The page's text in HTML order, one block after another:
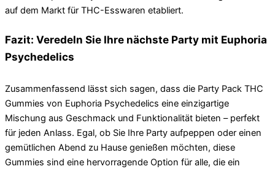
auf dem Markt für THC-Esswaren etabliert.
Fazit: Veredeln Sie Ihre nächste Party mit Euphoria
Psychedelics
Zusammenfassend lässt sich sagen, dass die Party Pack THC
Gummies von Euphoria Psychedelics eine einzigartige
Mischung aus Geschmack und Funktionalität bieten – perfekt
für jeden Anlass. Egal, ob Sie Ihre Party aufpeppen oder einen
gemütlichen Abend zu Hause genießen möchten, diese
Gummies sind eine hervorragende Option für alle, die ein